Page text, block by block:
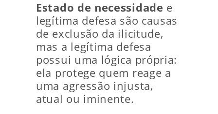
Estado de necessidade e
legítima defesa são causas
de exclusão da ilicitude,
mas a legítima defesa
possui uma lógica própria:
ela protege quem reage a
uma agressão injusta,
atual ou iminente.